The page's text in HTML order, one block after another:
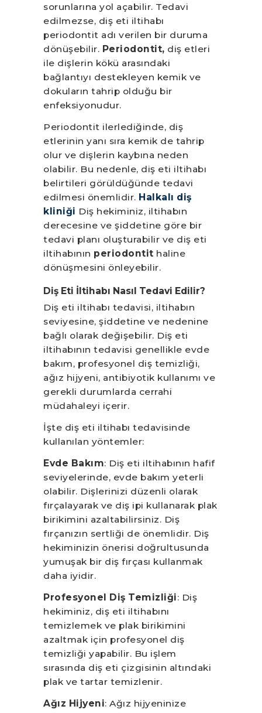
sorunlarına yol açabilir. Tedavi
edilmezse, diş eti iltihabı
periodontit adı verilen bir duruma
dönüşebilir. Periodontit, diş etleri
ile dişlerin kökü arasındaki
bağlantıyı destekleyen kemik ve
dokuların tahrip olduğu bir
enfeksiyonudur.
Periodontit ilerlediğinde, diş
etlerinin yanı sıra kemik de tahrip
olur ve dişlerin kaybına neden
olabilir. Bu nedenle, diş eti iltihabı
belirtileri görüldüğünde tedavi
edilmesi önemlidir. Halkalı diş
kliniği Diş hekiminiz, iltihabın
derecesine ve şiddetine göre bir
tedavi planı oluşturabilir ve diş eti
iltihabının periodontit haline
dönüşmesini önleyebilir.
Diş Eti İltihabı Nasıl Tedavi Edilir?
Diş eti iltihabı tedavisi, iltihabın
seviyesine, şiddetine ve nedenine
bağlı olarak değişebilir. Diş eti
iltihabının tedavisi genellikle evde
bakım, profesyonel diş temizliği,
ağız hijyeni, antibiyotik kullanımı ve
gerekli durumlarda cerrahi
müdahaleyi içerir.
İşte diş eti iltihabı tedavisinde
kullanılan yöntemler:
Evde Bakım: Diş eti iltihabının hafif
seviyelerinde, evde bakım yeterli
olabilir. Dişlerinizi düzenli olarak
fırçalayarak ve diş ipi kullanarak plak
birikimini azaltabilirsiniz. Diş
fırçanızın sertliği de önemlidir. Diş
hekiminizin önerisi doğrultusunda
yumuşak bir diş fırçası kullanmak
daha iyidir.
Profesyonel Diş Temizliği: Diş
hekiminiz, diş eti iltihabını
temizlemek ve plak birikimini
azaltmak için profesyonel diş
temizliği yapabilir. Bu işlem
sırasında diş eti çizgisinin altındaki
plak ve tartar temizlenir.
Ağız Hijyeni: Ağız hijyeninize